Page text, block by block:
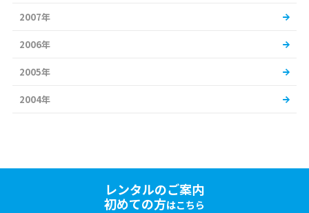
2007年
2006年
2005年
2004年
レンタルのご案内
初めての方はこちら